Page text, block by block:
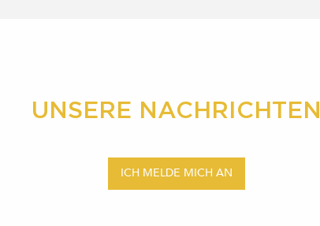
UNSERE NACHRICHTEN
ICH MELDE MICH AN